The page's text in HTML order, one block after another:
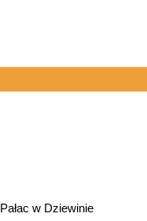
Pałac w Dziewinie